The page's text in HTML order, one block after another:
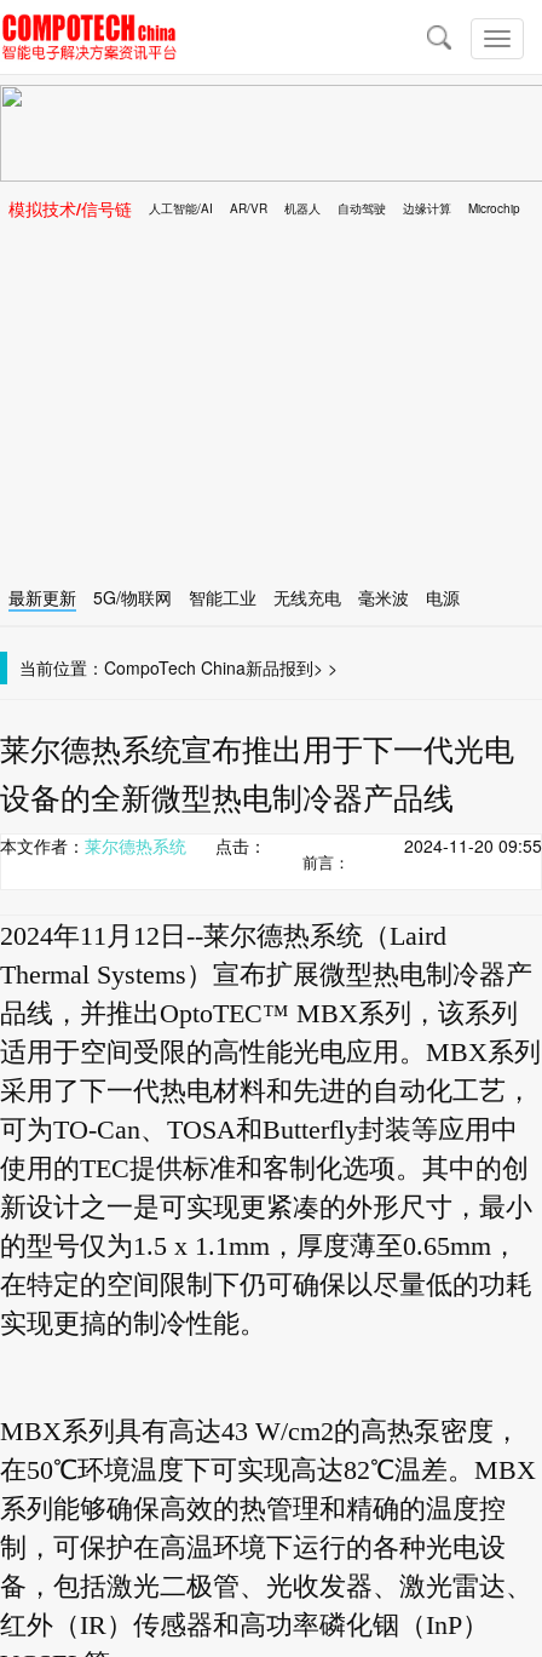
切
换
导
导
航
模拟技术/信号链 人工智能/AI AR/VR 机器人 自动驾驶 边缘计算 Microchip
最新更新 5G/物联网 智能工业 无线充电 毫米波
电源
当前位置： CompoTech China >
新品报到 >
莱尔德热系统宣布推出用于下一代光电
设备的全新微型热电制冷器产品线
本文作者： 莱尔德热系统 点击： 2024-11-20 09:55
前言：
2024年11月12日--莱尔德热系统（Laird
Thermal Systems）宣布扩展微型热电制冷器产
品线，并推出OptoTEC™ MBX系列，该系列
适用于空间受限的高性能光电应用。MBX系列
采用了下一代热电材料和先进的自动化工艺，
可为TO-Can、TOSA和Butterfly封装等应用中
使用的TEC提供标准和客制化选项。其中的创
新设计之一是可实现更紧凑的外形尺寸，最小
的型号仅为1.5 x 1.1mm，厚度薄至0.65mm，
在特定的空间限制下仍可确保以尽量低的功耗
实现更搞的制冷性能。
MBX系列具有高达43 W/cm2的高热泵密度，
在50℃环境温度下可实现高达82℃温差。MBX
系列能够确保高效的热管理和精确的温度控
制，可保护在高温环境下运行的各种光电设
备，包括激光二极管、光收发器、激光雷达、
红外（IR）传感器和高功率磷化铟（InP）